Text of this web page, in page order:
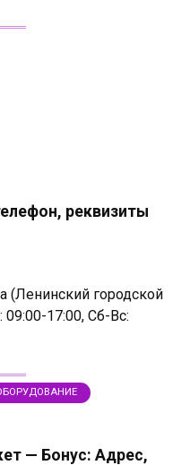
реквизиты
(Ленинский городской
09:00-17:00, Сб-Вс:
— Бонус: Адрес,